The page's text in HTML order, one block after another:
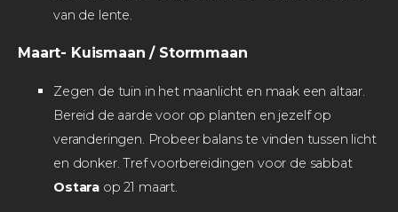
van de lente.
Maart- Kuismaan / Stormmaan
Zegen de tuin in het maanlicht en maak een altaar.
Bereid de aarde voor op planten en jezelf op
veranderingen. Probeer balans te vinden tussen licht
en donker. Tref voorbereidingen voor de sabbat
Ostara op 21 maart.